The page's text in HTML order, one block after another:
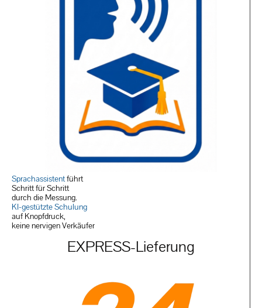
Sprachassistentführt
Schritt für Schritt
durch die Messung.
KI-gestützte Schulung
auf Knopfdruck,
keine nervigen Verkäufer
EXPRESS-Lieferung